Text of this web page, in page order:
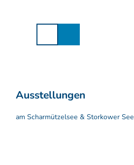
Ausstellungen
am Scharmützelsee & Storkower See